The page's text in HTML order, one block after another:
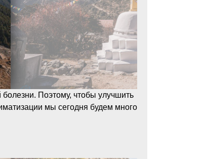
болезни. Поэтому, чтобы улучшить
мы сегодня будем много